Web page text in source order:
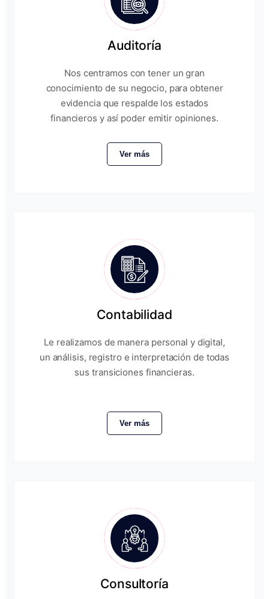
Auditoría
Nos centramos con tener un gran
conocimiento de su negocio, para obtener
evidencia que respalde los estados
financieros y así poder emitir opiniones.
Ver más
Contabilidad
Le realizamos de manera personal y digital,
un análisis, registro e interpretación de todas
sus transiciones financieras.
Ver más
Consultoría